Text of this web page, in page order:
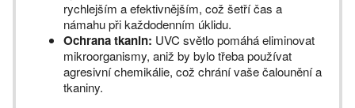
rychlejším a efektivnějším, což šetří čas a
námahu při každodenním úklidu.
Ochrana tkanin: UVC světlo pomáhá eliminovat
mikroorganismy, aniž by bylo třeba používat
agresivní chemikálie, což chrání vaše čalounění a
tkaniny.